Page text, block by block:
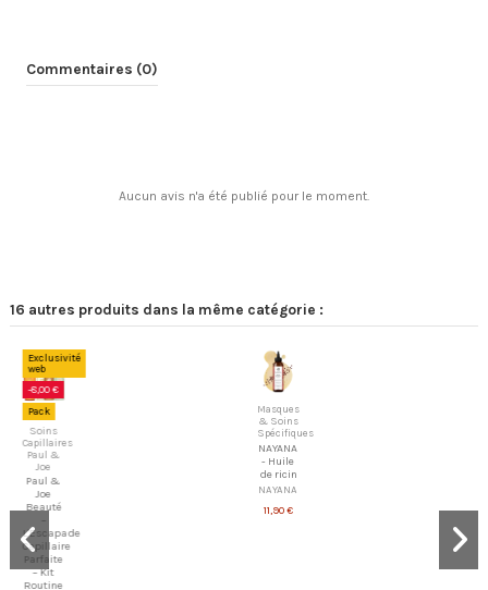
Commentaires (0)
Aucun avis n'a été publié pour le moment.
16 autres produits dans la même catégorie :
Exclusivité
web
-8,00 €
Pack
Soins
Capillaires
Paul &
Joe
Paul &
Joe
Beauté
–
L'Escapade
Capillaire
Parfaite
– Kit
Routine
Masques
& Soins
Spécifiques
NAYANA
- Huile
de ricin
NAYANA
11,90 €